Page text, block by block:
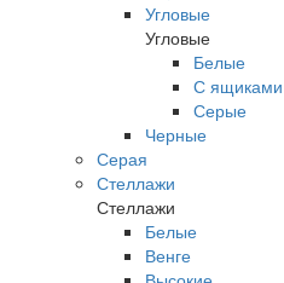
Угловые
Угловые
Белые
С ящиками
Серые
Черные
Серая
Стеллажи
Стеллажи
Белые
Венге